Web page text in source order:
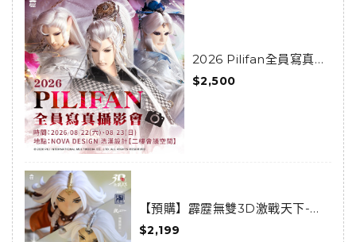
2026 Pilifan全員寫真攝
$2,500
【預購】霹靂無雙3D激戰天下-亂
世狂刀-狂龍傲天套組(預購限定)
(已結束預購)
$2,199